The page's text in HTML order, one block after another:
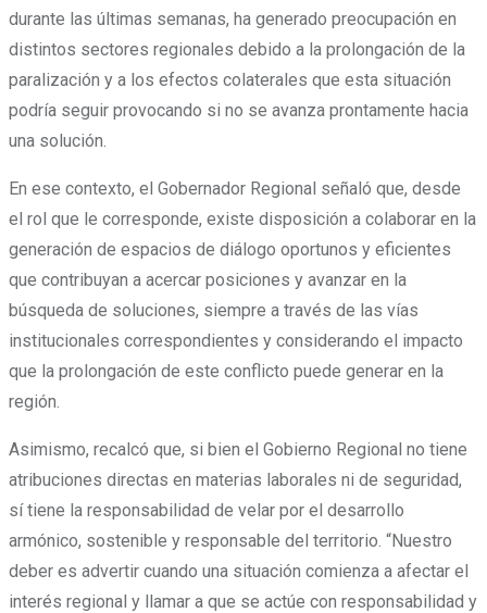
durante las últimas semanas, ha generado preocupación en
distintos sectores regionales debido a la prolongación de la
paralización y a los efectos colaterales que esta situación
podría seguir provocando si no se avanza prontamente hacia
una solución.
En ese contexto, el Gobernador Regional señaló que, desde
el rol que le corresponde, existe disposición a colaborar en la
generación de espacios de diálogo oportunos y eficientes
que contribuyan a acercar posiciones y avanzar en la
búsqueda de soluciones, siempre a través de las vías
institucionales correspondientes y considerando el impacto
que la prolongación de este conflicto puede generar en la
región.
Asimismo, recalcó que, si bien el Gobierno Regional no tiene
atribuciones directas en materias laborales ni de seguridad,
sí tiene la responsabilidad de velar por el desarrollo
armónico, sostenible y responsable del territorio. “Nuestro
deber es advertir cuando una situación comienza a afectar el
interés regional y llamar a que se actúe con responsabilidad y